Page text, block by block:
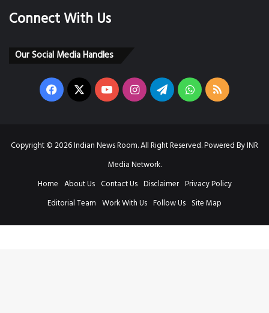
Connect With Us
Our Social Media Handles
Facebook
X YouTubeInstagramTelegramWhatsApp
RSS
Copyright © 2026 Indian News Room. All Right Reserved. Powered By INR
Media Network.
Home About Us Contact Us Disclaimer Privacy Policy
Editorial Team Work With Us Follow Us Site Map